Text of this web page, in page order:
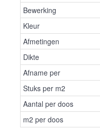
Bewerking
Kleur
Afmetingen
Dikte
Afname per
Stuks per m2
Aantal per doos
m2 per doos